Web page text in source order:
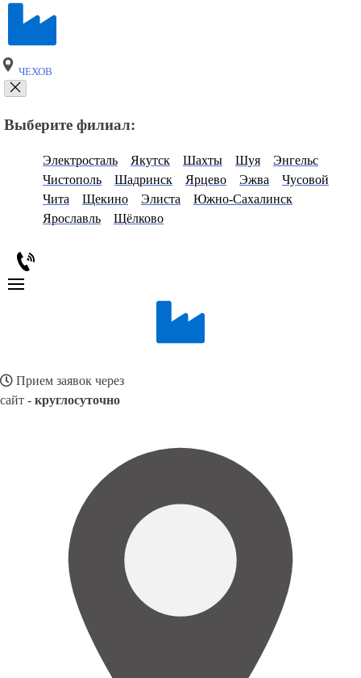
ЧЕХОВ
Выберите филиал:
Электросталь Якутск Шахты Шуя
Энгельс
Чистополь
Шадринск Ярцево Эжва
Чусовой
Чита
Щекино Элиста
Южно-Сахалинск
Ярославль
Щёлково
Прием заявок через
сайт - круглосуточно